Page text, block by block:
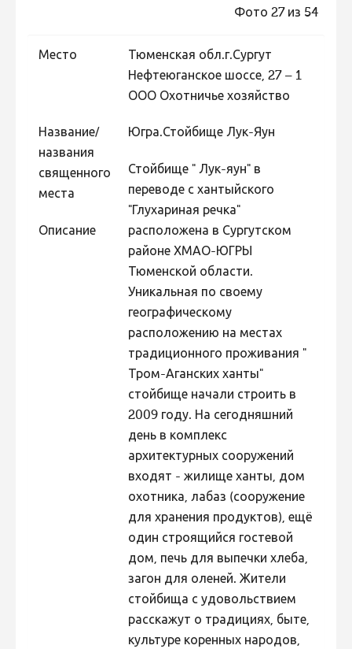
Фото 27 из 54
Место
Тюменская обл.г.Сургут
Нефтеюганское шоссе, 27 – 1
ООО Охотничье хозяйство
Название/
названия
священного
места
Югра.Стойбище Лук-Яун
Описание
Стойбище " Лук-яун" в
переводе с хантыйского
"Глухариная речка"
расположена в Сургутском
районе ХМАО-ЮГРЫ
Тюменской области.
Уникальная по своему
географическому
расположению на местах
традиционного проживания "
Тром-Аганских ханты"
стойбище начали строить в
2009 году. На сегодняшний
день в комплекс
архитектурных сооружений
входят - жилище ханты, дом
охотника, лабаз (сооружение
для хранения продуктов), ещё
один строящийся гостевой
дом, печь для выпечки хлеба,
загон для оленей. Жители
стойбища с удовольствием
расскажут о традициях, быте,
культуре коренных народов,